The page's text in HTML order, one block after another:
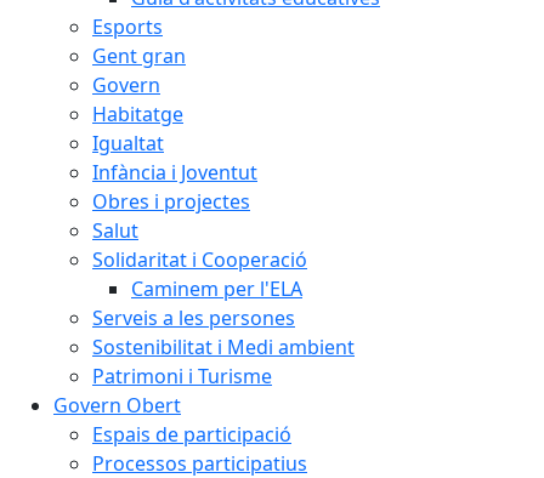
Esports
Gent gran
Govern
Habitatge
Igualtat
Infància i Joventut
Obres i projectes
Salut
Solidaritat i Cooperació
Caminem per l'ELA
Serveis a les persones
Sostenibilitat i Medi ambient
Patrimoni i Turisme
Govern Obert
Espais de participació
Processos participatius